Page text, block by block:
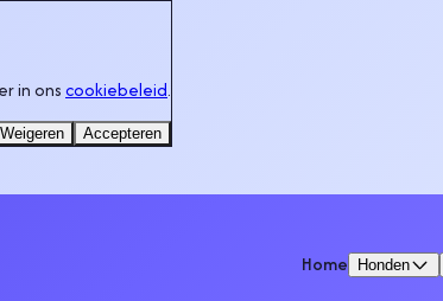
Home Honden
in onscookiebeleid.
Weigeren Accepteren